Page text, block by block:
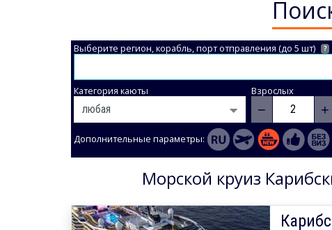
Выберите регион, корабль, порт отправления (до 5 шт) ?
Категория каюты Взрослых
− +
Дополнительные параметры:
Морской круиз